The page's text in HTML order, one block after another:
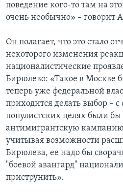
поведение кого-то там на
очень необычно» – говорит
Он полагает, что это стало
некоторого изменения
националистические
Бирюлево: «Такое в Москве
теперь уже федеральной
приходится делать выбор –
популистских целях были
антимигрантскую кампанию
учитывая возможности
Бирюлева, ее надо бы
"боевой авангард"
приструнить».